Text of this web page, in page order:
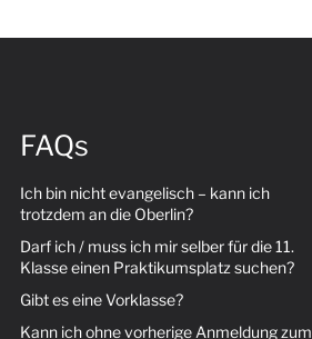
FAQs
Ich bin nicht evangelisch – kann ich
trotzdem an die Oberlin?
Darf ich / muss ich mir selber für die 11.
Klasse einen Praktikumsplatz suchen?
Gibt es eine Vorklasse?
Kann ich ohne vorherige Anmeldung zum